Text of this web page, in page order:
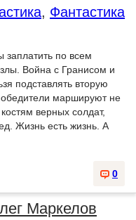
, Фантастика
по всем
Война с Гранисом и
подставлять вторую
маршируют не
верных солдат,
Жизнь есть жизнь. А
0
Маркелов